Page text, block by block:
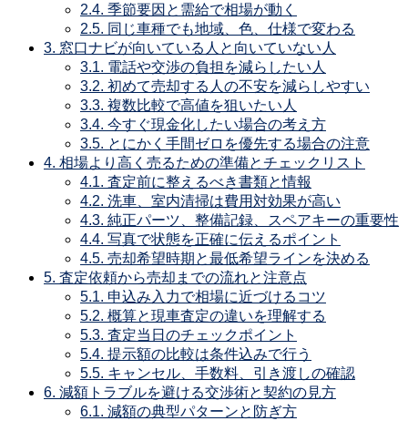
2.4. 季節要因と需給で相場が動く
2.5. 同じ車種でも地域、色、仕様で変わる
3. 窓口ナビが向いている人と向いていない人
3.1. 電話や交渉の負担を減らしたい人
3.2. 初めて売却する人の不安を減らしやすい
3.3. 複数比較で高値を狙いたい人
3.4. 今すぐ現金化したい場合の考え方
3.5. とにかく手間ゼロを優先する場合の注意
4. 相場より高く売るための準備とチェックリスト
4.1. 査定前に整えるべき書類と情報
4.2. 洗車、室内清掃は費用対効果が高い
4.3. 純正パーツ、整備記録、スペアキーの重要性
4.4. 写真で状態を正確に伝えるポイント
4.5. 売却希望時期と最低希望ラインを決める
5. 査定依頼から売却までの流れと注意点
5.1. 申込み入力で相場に近づけるコツ
5.2. 概算と現車査定の違いを理解する
5.3. 査定当日のチェックポイント
5.4. 提示額の比較は条件込みで行う
5.5. キャンセル、手数料、引き渡しの確認
6. 減額トラブルを避ける交渉術と契約の見方
6.1. 減額の典型パターンと防ぎ方